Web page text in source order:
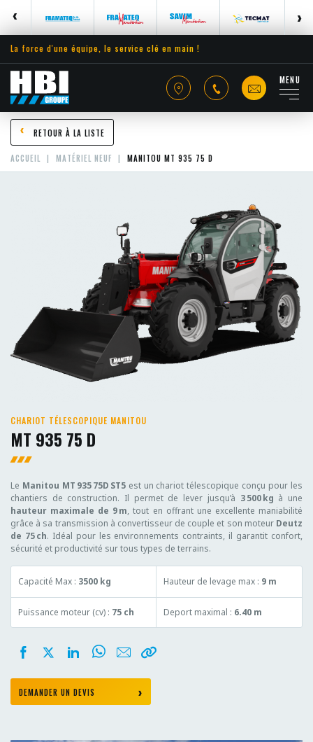
La force d'une équipe, le service clé en main !
MENU
RETOUR À LA LISTE
ACCUEIL MATÉRIEL NEUF MANITOU MT 935 75 D
CHARIOT TÉLESCOPIQUE MANITOU
MT 935 75 D
Le Manitou MT 935 75D ST5est un chariot télescopique conçu pour les
chantiers de construction. Il permet de lever jusqu’à 3 500 kg à une
hauteur maximale de 9 m, tout en offrant une excellente maniabilité
grâce à sa transmission à convertisseur de couple et son moteur Deutz
de 75 ch. Idéal pour les environnements contraints, il garantit confort,
sécurité et productivité sur tous types de terrains.
Capacité Max : 3500 kg Hauteur de levage max : 9 m
Puissance moteur (cv) : 75 ch Deport maximal : 6.40 m
DEMANDER UN DEVIS